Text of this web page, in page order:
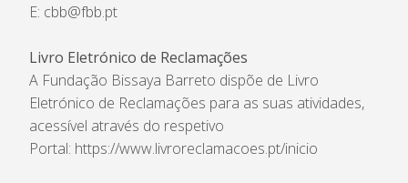
E: cbb@fbb.pt
Livro Eletrónico de Reclamações
A Fundação Bissaya Barreto dispõe de Livro
Eletrónico de Reclamações para as suas atividades,
acessível através do respetivo
Portal: https://www.livroreclamacoes.pt/inicio